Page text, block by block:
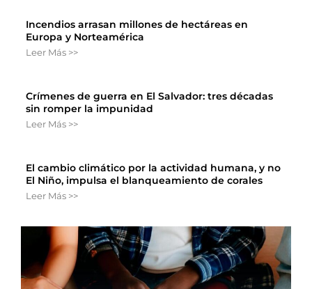
Incendios arrasan millones de hectáreas en
Europa y Norteamérica
Leer Más >>
Crímenes de guerra en El Salvador: tres décadas
sin romper la impunidad
Leer Más >>
El cambio climático por la actividad humana, y no
El Niño, impulsa el blanqueamiento de corales
Leer Más >>